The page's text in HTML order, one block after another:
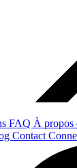
FAQ À propos
Contact